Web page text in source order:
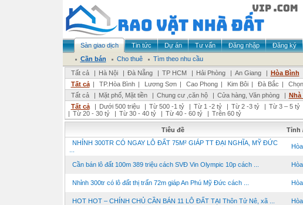
Sàn giao dịch Tin tức Dự án Tư vấn Đăng nhập Đăng ký
Cần bán
Cho thuê
Tìm theo nhu cầu
Tất cả
| Hà Nội | Đà Nẵng | TP HCM | Hải Phòng | An Giang | Hòa Bình
Tất cả | TP.Hòa Bình | Lương Sơn | Cao Phong | Kim Bôi | Đà Bắc |
Tất cả
| Mặt phố, Mặt tiền | Chung cư ,căn hộ | Cửa hàng, Văn phòng |
Tất cả
| Dưới 500 triệu | Từ 500 -1 tỷ | Từ 1 -2 tỷ | Từ 2 -3 tỷ | Từ 3 – 5 tỷ
| Từ 20 - 30 tỷ | Từ 30 - 40 tỷ | Từ 40 - 60 tỷ | Trên 60 tỷ
Tiêu đề Tỉnh
NHỈNH 300TR CÓ NGAY LÔ ĐẤT 75M² GIÁP TT ĐẠI NGHĨA, MỸ ĐỨC
Cần bán lô đất 100m 389 triệu cách SVĐ Vin Olympic 10p cách ...
Nhỉnh 300tr có lô đất thị trấn 72m giáp An Phú Mỹ Đức cách ...
HOT HOT – CHÍNH CHỦ CẦN BÁN 11 LÔ ĐẤT TẠI Thôn Tử Nê, xã ...